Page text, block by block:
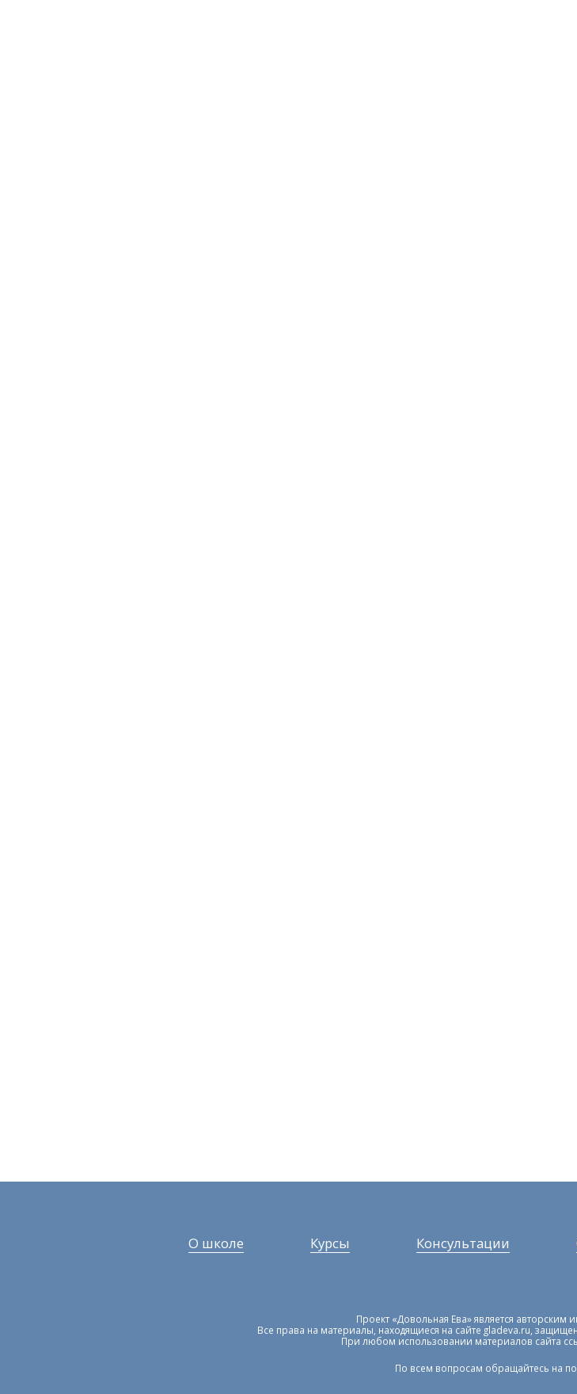
О школе Курсы Консультации
Проект «Довольная Ева» является
Все права на материалы, находящиеся на сайте gladeva.ru,
При любом использовании материалов сайта
По всем вопросам обращайтесь на